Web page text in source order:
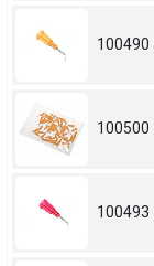
100490
100500
100493